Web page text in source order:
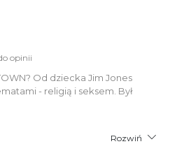
opinii
Od dziecka Jim Jones
- religią i seksem. Był
Rozwiń